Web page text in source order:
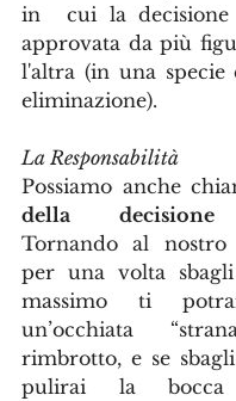
in  cui la decisione
approvata da più
l'altra (in una
eliminazione).
La Responsabilità
Possiamo anche
della decisione
Tornando al nostro
per una volta
massimo ti
un’occhiata
rimbrotto, e se
pulirai la